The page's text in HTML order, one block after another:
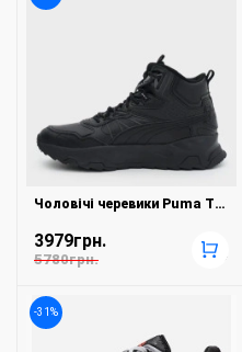
Чоловічі черевики Puma Trinity Mid Hybrid L 39398503
3979грн.
5780грн. +
-31%